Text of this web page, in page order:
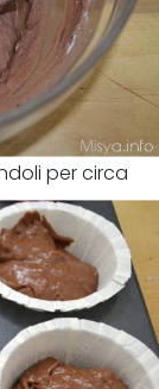
per circa